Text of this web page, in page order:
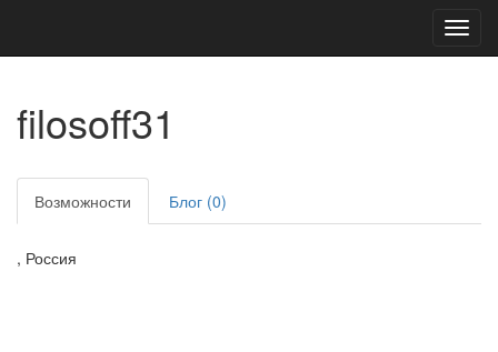
filosoff31
Возможности Блог (0)
, Россия